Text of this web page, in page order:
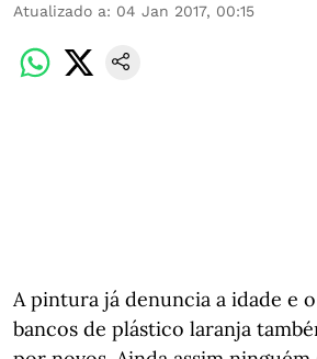
Atualizado a: 04 Jan 2017, 00:15
A pintura já denuncia a idade e
bancos de plástico laranja